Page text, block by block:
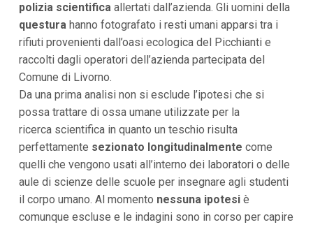
l
i
V
a
i
a
l
M
e
n
ù
P
r
i
n
i
p
polizia scientificaallertati dall’azienda. Gli uomini della
questurahanno fotografato i resti umani apparsi tra i
rifiuti provenienti dall’oasi ecologica del Picchianti e
raccolti dagli operatori dell’azienda partecipata del
Comune di Livorno.
Da una prima analisi non si esclude l’ipotesi che si
possa trattare di ossa umane utilizzate per la
ricerca scientifica in quanto un teschio risulta
perfettamente sezionato longitudinalmente come
quelli che vengono usati all’interno dei laboratori o delle
aule di scienze delle scuole per insegnare agli studenti
il corpo umano. Al momento nessuna ipotesiè
comunque escluse e le indagini sono in corso per capire